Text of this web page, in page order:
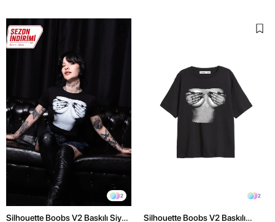
2
Silhouette Boobs V2 Baskılı Siyah
2
Silhouette Boobs V2 Baskılı